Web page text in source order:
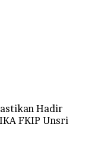
Hadir
FKIP Unsri